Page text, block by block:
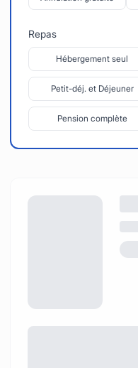
Repas
Hébergement seul
Petit-déj. et Déjeuner
Pension complète